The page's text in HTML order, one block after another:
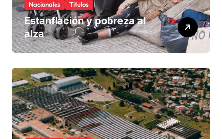
Nacionales Titulos
Estanflación y pobreza al
alza